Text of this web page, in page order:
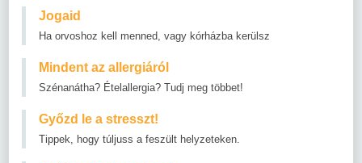
Jogaid
Ha orvoshoz kell menned, vagy kórházba kerülsz
Mindent az allergiáról
Szénanátha? Ételallergia? Tudj meg többet!
Győzd le a stresszt!
Tippek, hogy túljuss a feszült helyzeteken.